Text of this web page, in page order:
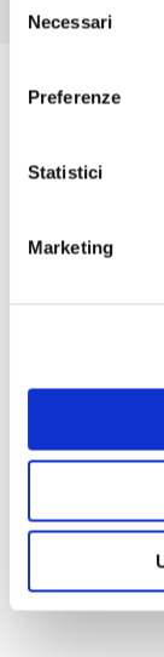
delNecessari
Preferenze
Statistici
Marketing